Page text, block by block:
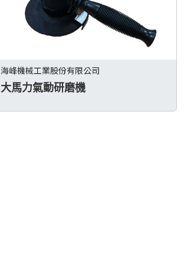
海峰機械工業股份有限公司
大馬力氣動研磨機